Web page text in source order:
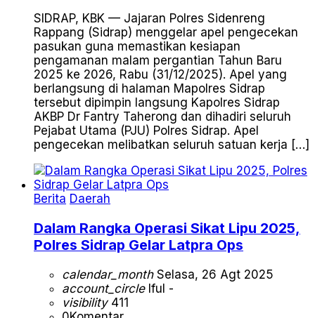
SIDRAP, KBK — Jajaran Polres Sidenreng
Rappang (Sidrap) menggelar apel pengecekan
pasukan guna memastikan kesiapan
pengamanan malam pergantian Tahun Baru
2025 ke 2026, Rabu (31/12/2025). Apel yang
berlangsung di halaman Mapolres Sidrap
tersebut dipimpin langsung Kapolres Sidrap
AKBP Dr Fantry Taherong dan dihadiri seluruh
Pejabat Utama (PJU) Polres Sidrap. Apel
pengecekan melibatkan seluruh satuan kerja […]
Berita Daerah
Dalam Rangka Operasi Sikat Lipu 2025,
Polres Sidrap Gelar Latpra Ops
calendar_monthSelasa, 26 Agt 2025
account_circleIful -
visibility411